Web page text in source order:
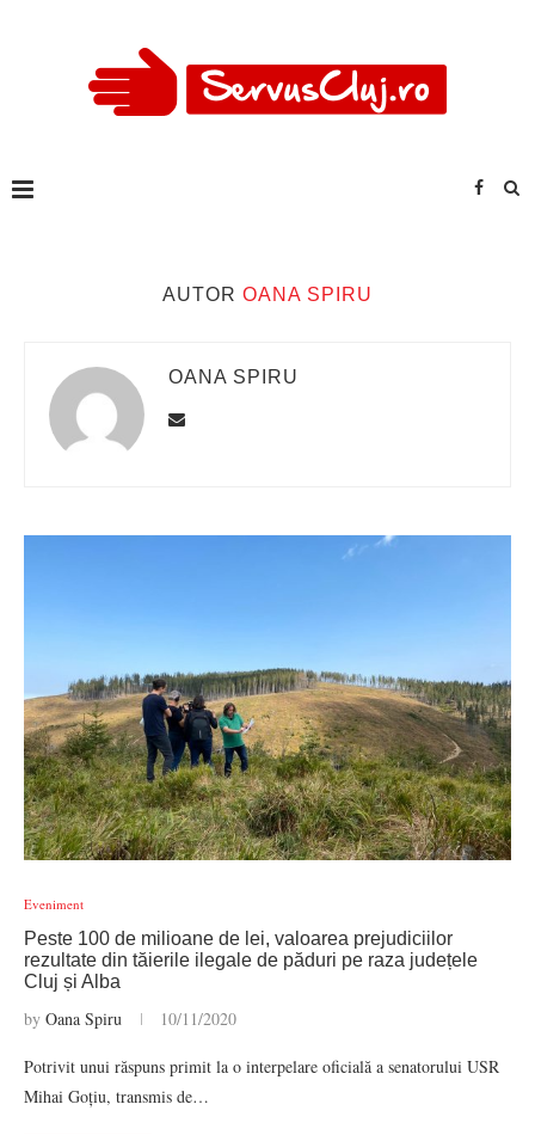
AUTOR OANA SPIRU
OANA SPIRU
Eveniment
Peste 100 de milioane de lei, valoarea prejudiciilor
rezultate din tăierile ilegale de păduri pe raza județele
Cluj și Alba
by Oana Spiru 10/11/2020
Potrivit unui răspuns primit la o interpelare oficială a senatorului USR
Mihai Goțiu, transmis de…